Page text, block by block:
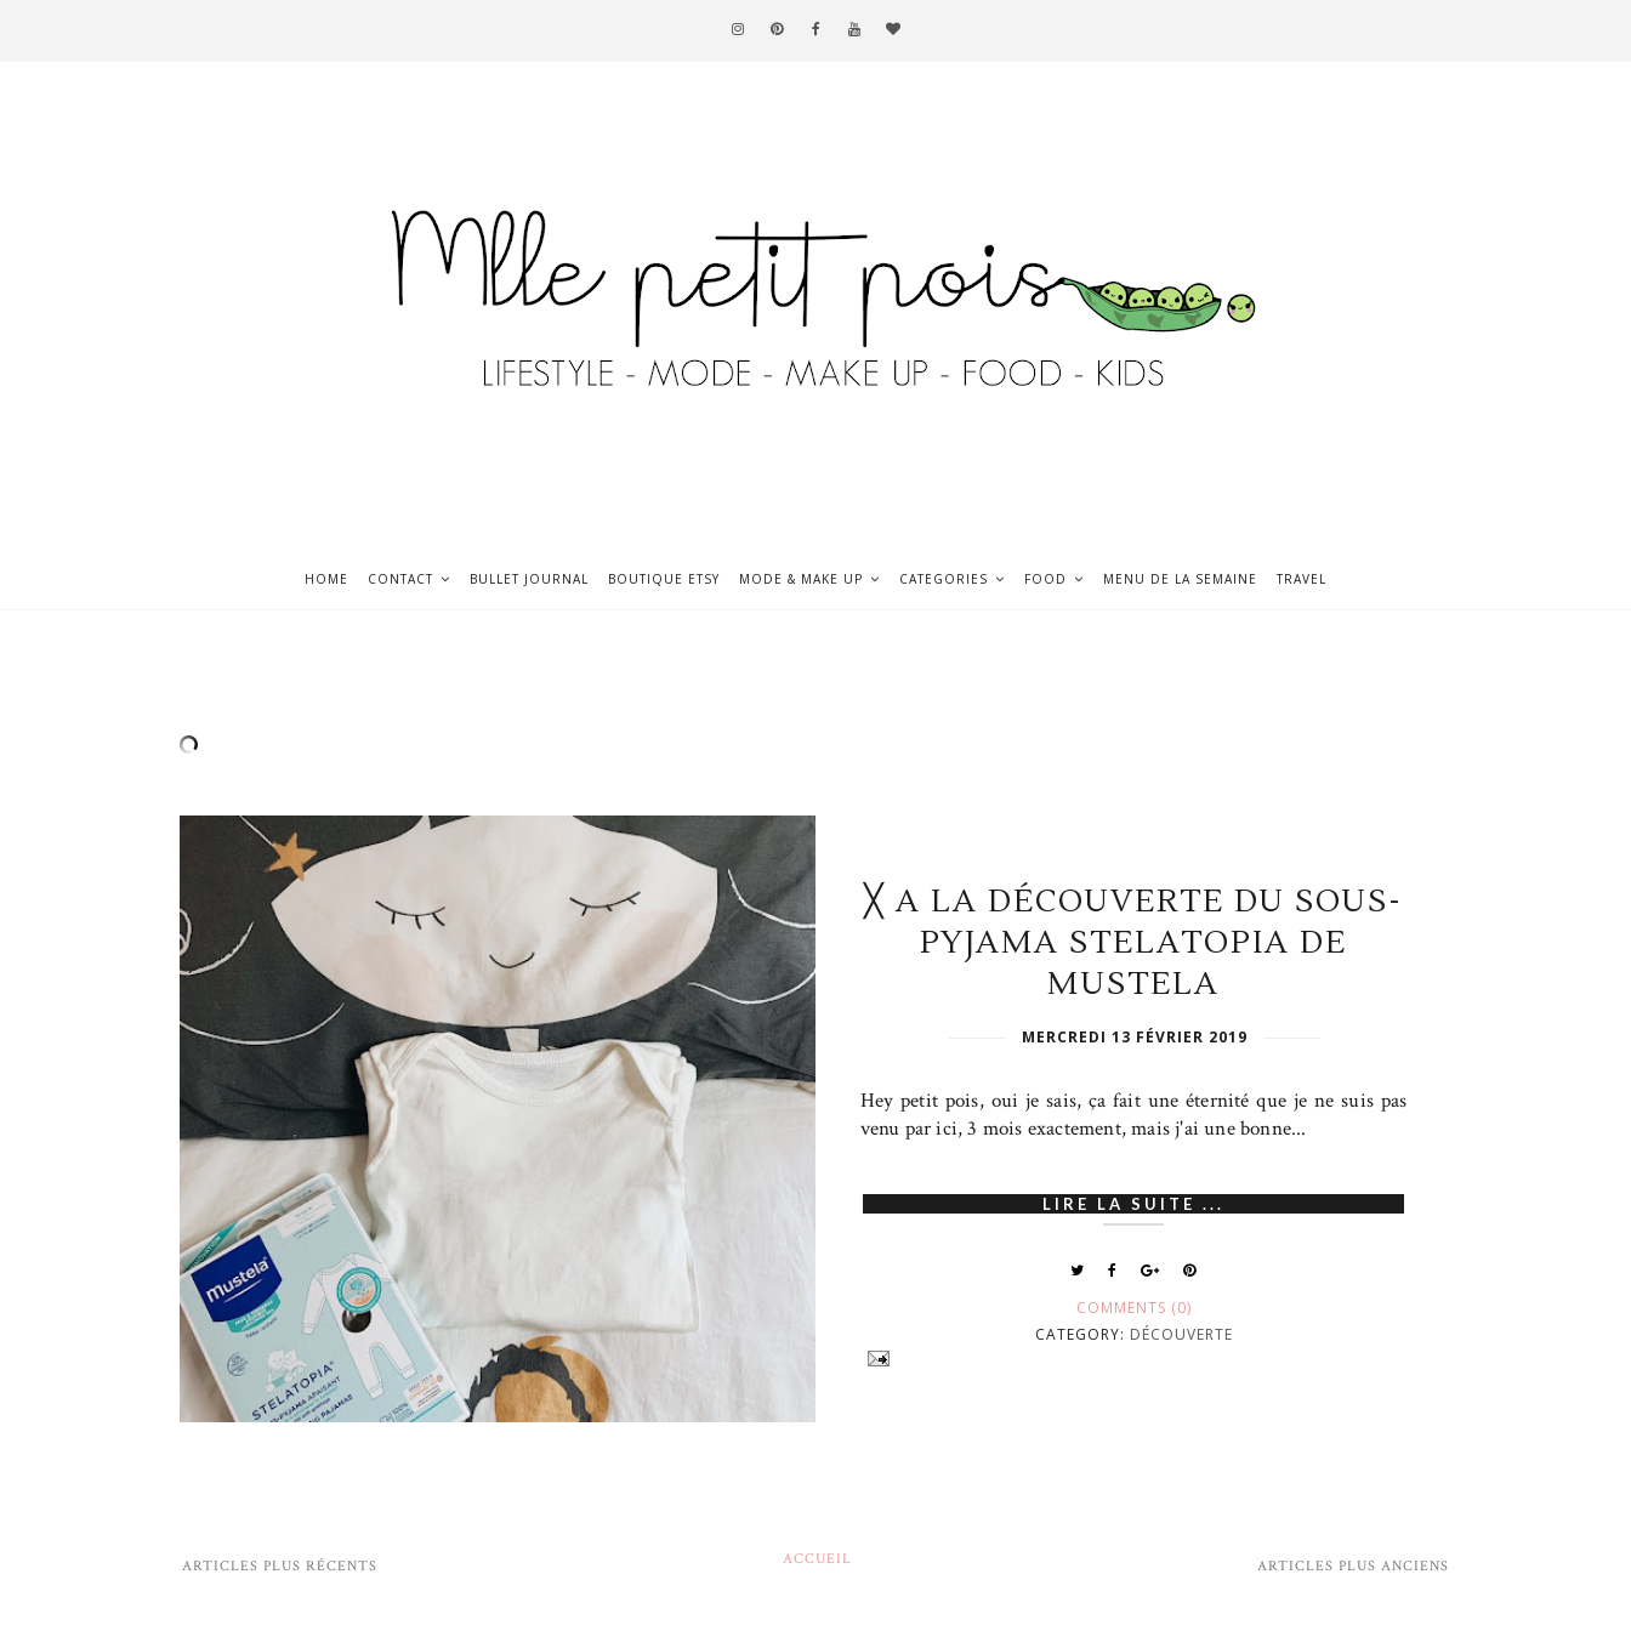
HOME CONTACT BULLET JOURNAL BOUTIQUE ETSY MODE & MAKE UP CATEGORIES FOOD MENU DE LA SEMAINE TRAVEL
╳ A LA DÉCOUVERTE DU SOUS-
PYJAMA STELATOPIA DE
MUSTELA
MERCREDI 13 FÉVRIER 2019
Hey petit pois, oui je sais, ça fait une éternité que je ne suis pas
venu par ici, 3 mois exactement, mais j'ai une bonne...
LIRE LA SUITE ...
COMMENTS (0)
CATEGORY: DÉCOUVERTE
ARTICLES PLUS RÉCENTS ARTICLES PLUS ANCIENS
ACCUEIL